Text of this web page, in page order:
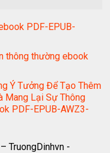
PDF-EPUB-
thông thường ebook
Ý Tưởng Để Tạo Thêm
Mang Lại Sự Thông
PDF-EPUB-AWZ3-
TruongDinhvn -